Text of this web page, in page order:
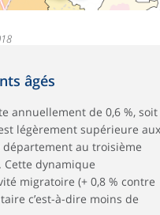
âgés
annuellement de 0,6 %, soit
légèrement supérieure aux
département au troisième
dynamique
migratoire (+ 0,8 % contre
c’est-à-dire moins de